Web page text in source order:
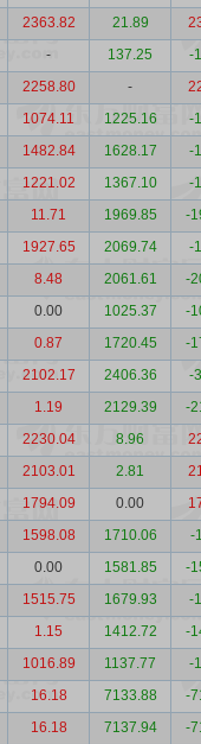
2363.82 21.89
- 137.25
-
2258.80 -
1074.11 1225.16
-
1482.84 1628.17
-
1221.02 1367.10
-
11.71 1969.85
-
1927.65 2069.74
-
8.48 2061.61
-
0.00 1025.37
-
0.87 1720.45
-
2102.17 2406.36
-
1.19 2129.39
-
2230.04 8.96
2103.01 2.81
1794.09 0.00
1598.08 1710.06
-
0.00 1581.85
-
1515.75 1679.93
-
1.15 1412.72
-
1016.89 1137.77
-
16.18 7133.88
-
16.18 7137.94
-